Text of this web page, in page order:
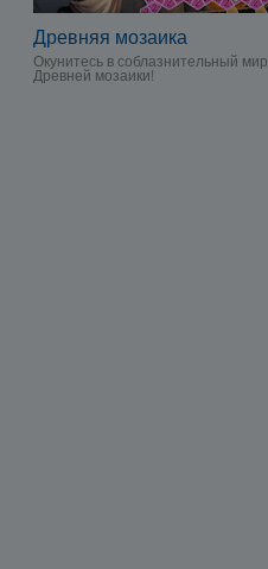
Древняя мозаика
Окунитесь в соблазнительный мир
Древней мозаики!